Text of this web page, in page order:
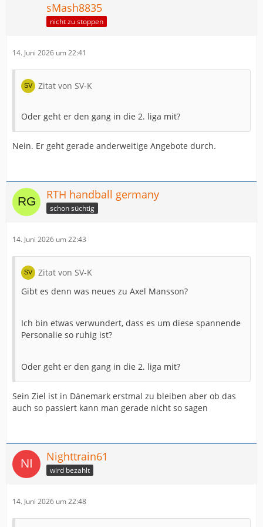
sMash8835
nicht zu stoppen
14. Juni 2026 um 22:41
Zitat von SV-K
Oder geht er den gang in die 2. liga mit?
Nein. Er geht gerade anderweitige Angebote durch.
RTH handball germany
schon süchtig
14. Juni 2026 um 22:43
Zitat von SV-K
Gibt es denn was neues zu Axel Mansson?
Ich bin etwas verwundert, dass es um diese spannende
Personalie so ruhig ist?
Oder geht er den gang in die 2. liga mit?
Sein Ziel ist in Dänemark erstmal zu bleiben aber ob das
auch so passiert kann man gerade nicht so sagen
Nighttrain61
wird bezahlt
14. Juni 2026 um 22:48